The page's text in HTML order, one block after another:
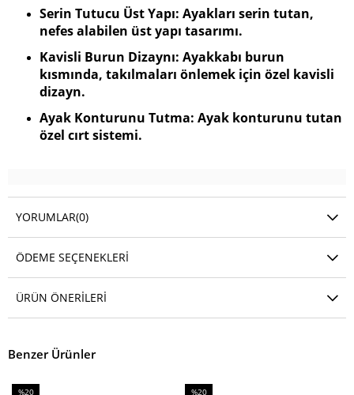
Serin Tutucu Üst Yapı: Ayakları serin tutan,
nefes alabilen üst yapı tasarımı.
Kavisli Burun Dizaynı: Ayakkabı burun
kısmında, takılmaları önlemek için özel kavisli
dizayn.
Ayak Konturunu Tutma: Ayak konturunu tutan
özel cırt sistemi.
YORUMLAR(0)
ÖDEME SEÇENEKLERI
ÜRÜN ÖNERILERI
Benzer Ürünler
%20
%20